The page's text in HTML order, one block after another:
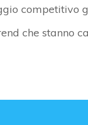
competitivo
che stanno